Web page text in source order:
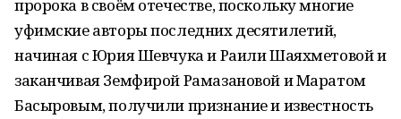
пророка в своём отечестве, поскольку многие
уфимские авторы последних десятилетий,
начиная с Юрия Шевчука и Раили Шаяхметовой и
заканчивая Земфирой Рамазановой и Маратом
Басыровым, получили признание и известность